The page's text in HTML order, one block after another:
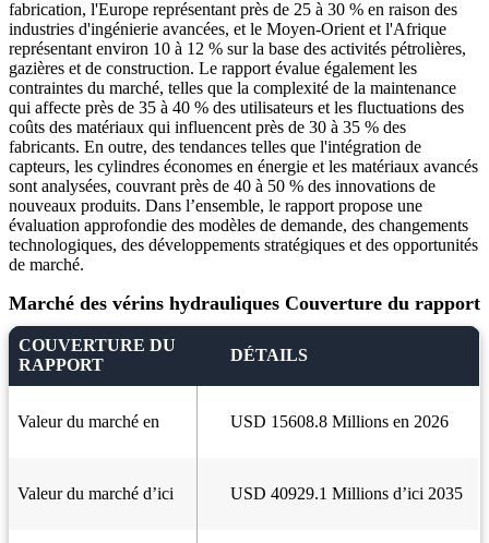
fabrication, l'Europe représentant près de 25 à 30 % en raison des
industries d'ingénierie avancées, et le Moyen-Orient et l'Afrique
représentant environ 10 à 12 % sur la base des activités pétrolières,
gazières et de construction. Le rapport évalue également les
contraintes du marché, telles que la complexité de la maintenance
qui affecte près de 35 à 40 % des utilisateurs et les fluctuations des
coûts des matériaux qui influencent près de 30 à 35 % des
fabricants. En outre, des tendances telles que l'intégration de
capteurs, les cylindres économes en énergie et les matériaux avancés
sont analysées, couvrant près de 40 à 50 % des innovations de
nouveaux produits. Dans l’ensemble, le rapport propose une
évaluation approfondie des modèles de demande, des changements
technologiques, des développements stratégiques et des opportunités
de marché.
Marché des vérins hydrauliques Couverture du rapport
COUVERTURE DU
RAPPORT
DÉTAILS
Valeur du marché en USD 15608.8 Millions en 2026
Valeur du marché d’ici USD 40929.1 Millions d’ici 2035